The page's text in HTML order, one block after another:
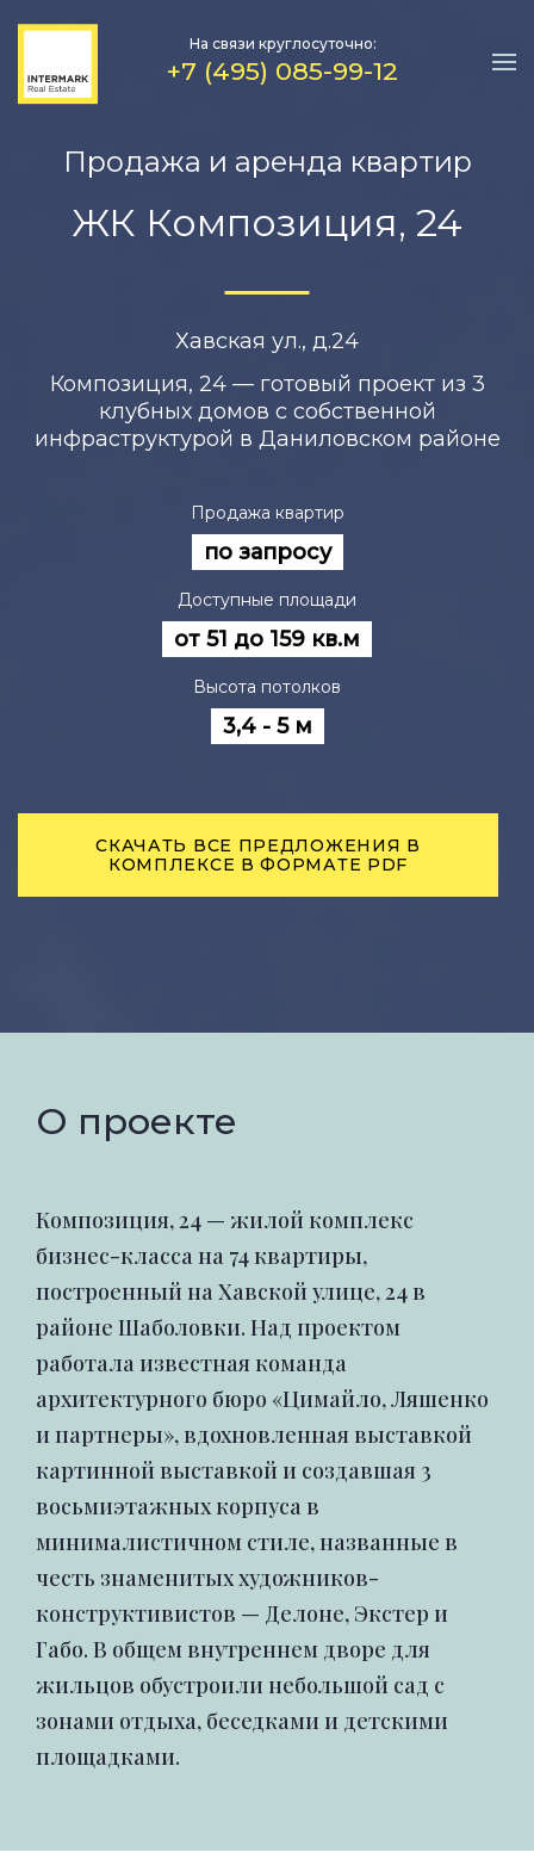
На связи круглосуточно:
+7 (495) 085-99-12
Продажа и аренда квартир
ЖК Композиция, 24
Хавская ул., д.24
Композиция, 24 — готовый проект из 3
клубных домов с собственной
инфраструктурой в Даниловском районе
Продажа квартир
по запросу
Доступные площади
от 51 до 159 кв.м
Высота потолков
3,4 - 5 м
СКАЧАТЬ ВСЕ ПРЕДЛОЖЕНИЯ В
КОМПЛЕКСЕ В ФОРМАТЕ PDF
О проекте
Композиция, 24 — жилой комплекс
бизнес-класса на 74 квартиры,
построенный на Хавской улице, 24 в
районе Шаболовки. Над проектом
работала известная команда
архитектурного бюро «Цимайло, Ляшенко
и партнеры», вдохновленная выставкой
картинной выставкой и создавшая 3
восьмиэтажных корпуса в
минималистичном стиле, названные в
честь знаменитых художников-
конструктивистов — Делоне, Экстер и
Габо. В общем внутреннем дворе для
жильцов обустроили небольшой сад с
зонами отдыха, беседками и детскими
площадками.